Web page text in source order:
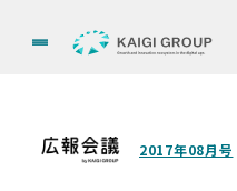
2017年08月号